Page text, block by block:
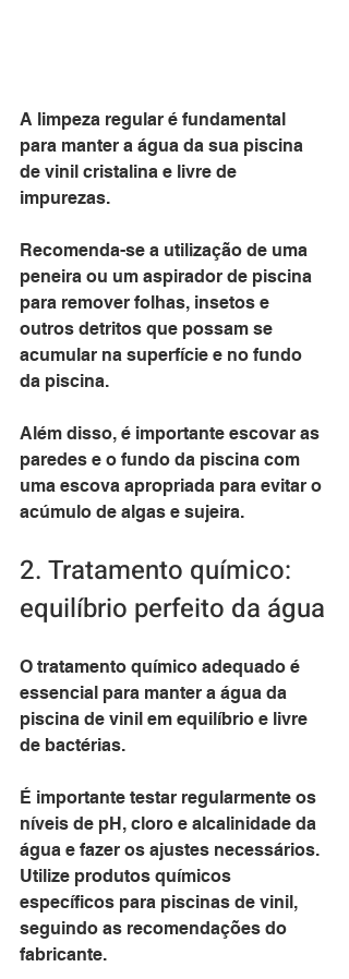
A limpeza regular é fundamental
para manter a água da sua piscina
de vinil cristalina e livre de
impurezas.
Recomenda-se a utilização de uma
peneira ou um aspirador de piscina
para remover folhas, insetos e
outros detritos que possam se
acumular na superfície e no fundo
da piscina.
Além disso, é importante escovar as
paredes e o fundo da piscina com
uma escova apropriada para evitar o
acúmulo de algas e sujeira.
2. Tratamento químico:
equilíbrio perfeito da água
O tratamento químico adequado é
essencial para manter a água da
piscina de vinil em equilíbrio e livre
de bactérias.
É importante testar regularmente os
níveis de pH, cloro e alcalinidade da
água e fazer os ajustes necessários.
Utilize produtos químicos
específicos para piscinas de vinil,
seguindo as recomendações do
fabricante.